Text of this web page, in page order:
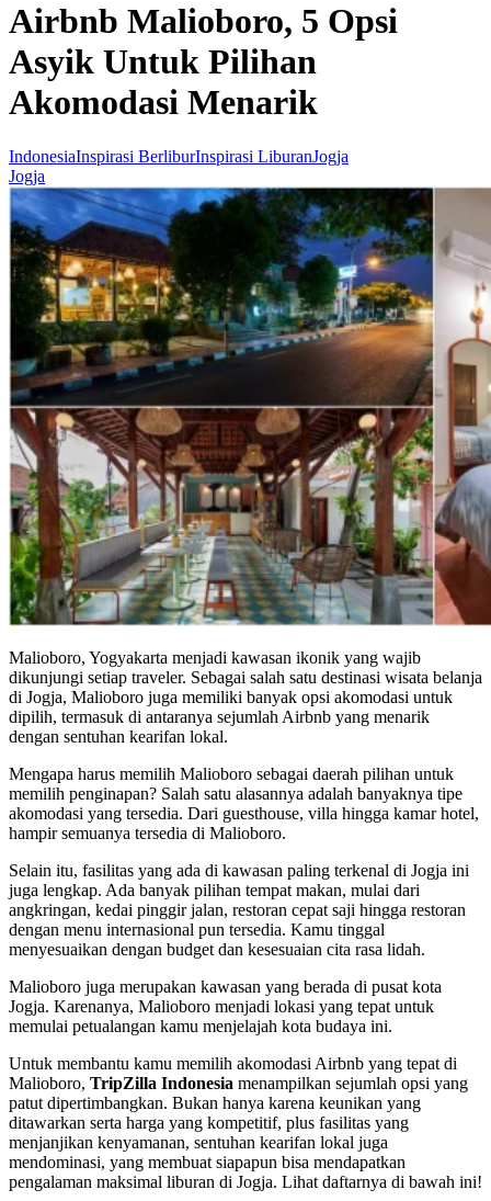
Airbnb Malioboro, 5 Opsi
Asyik Untuk Pilihan
Akomodasi Menarik
IndonesiaInspirasi BerliburInspirasi LiburanJogja
Jogja
Malioboro, Yogyakarta menjadi kawasan ikonik yang wajib
dikunjungi setiap traveler. Sebagai salah satu destinasi wisata belanja
di Jogja, Malioboro juga memiliki banyak opsi akomodasi untuk
dipilih, termasuk di antaranya sejumlah Airbnb yang menarik
dengan sentuhan kearifan lokal.
Mengapa harus memilih Malioboro sebagai daerah pilihan untuk
memilih penginapan? Salah satu alasannya adalah banyaknya tipe
akomodasi yang tersedia. Dari guesthouse, villa hingga kamar hotel,
hampir semuanya tersedia di Malioboro.
Selain itu, fasilitas yang ada di kawasan paling terkenal di Jogja ini
juga lengkap. Ada banyak pilihan tempat makan, mulai dari
angkringan, kedai pinggir jalan, restoran cepat saji hingga restoran
dengan menu internasional pun tersedia. Kamu tinggal
menyesuaikan dengan budget dan kesesuaian cita rasa lidah.
Malioboro juga merupakan kawasan yang berada di pusat kota
Jogja. Karenanya, Malioboro menjadi lokasi yang tepat untuk
memulai petualangan kamu menjelajah kota budaya ini.
Untuk membantu kamu memilih akomodasi Airbnb yang tepat di
Malioboro, TripZilla Indonesia menampilkan sejumlah opsi yang
patut dipertimbangkan. Bukan hanya karena keunikan yang
ditawarkan serta harga yang kompetitif, plus fasilitas yang
menjanjikan kenyamanan, sentuhan kearifan lokal juga
mendominasi, yang membuat siapapun bisa mendapatkan
pengalaman maksimal liburan di Jogja. Lihat daftarnya di bawah ini!